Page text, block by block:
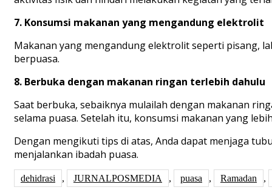
7. Konsumsi makanan yang mengandung elektrolit
Makanan yang mengandung elektrolit seperti pisang,
berpuasa.
8. Berbuka dengan makanan ringan terlebih dahulu
Saat berbuka, sebaiknya mulailah dengan makanan
selama puasa. Setelah itu, konsumsi makanan yang
Dengan mengikuti tips di atas, Anda dapat menjaga
menjalankan ibadah puasa.
dehidrasi , JURNALPOSMEDIA , puasa , Ramadan
,